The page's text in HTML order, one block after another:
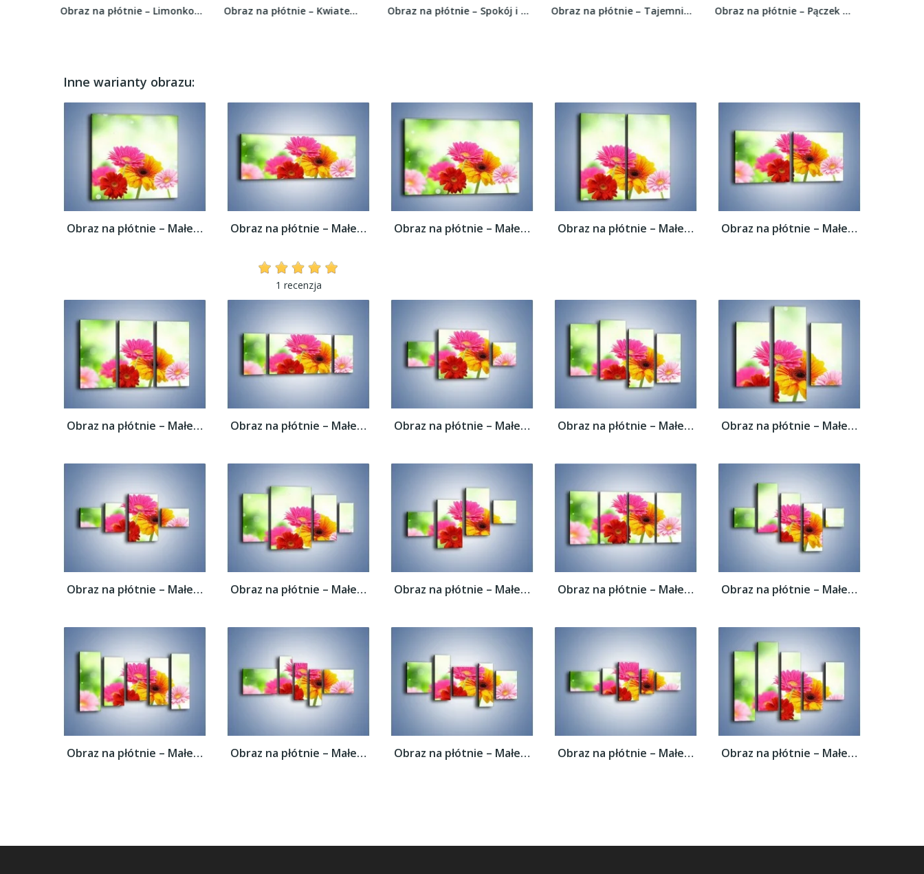
Obraz na płótnie – Kwiatem w stronę słońca –... Obraz na płótnie – Tajemniczy różany fiolet –... Obraz na płótnie – Pączek w towarzystwie... Obraz na płótnie – Różane krople –...
Inne warianty obrazu:
Obraz na płótnie – Małe kolorowe gerberki... Obraz na płótnie – Małe kolorowe gerberki...
1 recenzja
Obraz na płótnie – Małe kolorowe gerberki... Obraz na płótnie – Małe kolorowe gerberki... Obraz na płótnie – Małe kolorowe gerberki...
Obraz na płótnie – Małe kolorowe gerberki... Obraz na płótnie – Małe kolorowe gerberki... Obraz na płótnie – Małe kolorowe gerberki... Obraz na płótnie – Małe kolorowe gerberki... Obraz na płótnie – Małe kolorowe gerberki...
Obraz na płótnie – Małe kolorowe gerberki... Obraz na płótnie – Małe kolorowe gerberki... Obraz na płótnie – Małe kolorowe gerberki... Obraz na płótnie – Małe kolorowe gerberki... Obraz na płótnie – Małe kolorowe gerberki...
Obraz na płótnie – Małe kolorowe gerberki... Obraz na płótnie – Małe kolorowe gerberki... Obraz na płótnie – Małe kolorowe gerberki... Obraz na płótnie – Małe kolorowe gerberki... Obraz na płótnie – Małe kolorowe gerberki...